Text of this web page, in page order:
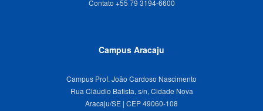
Campus Aracaju
Campus Prof. João Cardoso Nascimento
Rua Cláudio Batista, s/n, Cidade Nova
Aracaju/SE | CEP 49060-108